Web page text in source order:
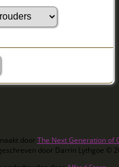
door The Next Generation of
door Darrin Lythgoe ©